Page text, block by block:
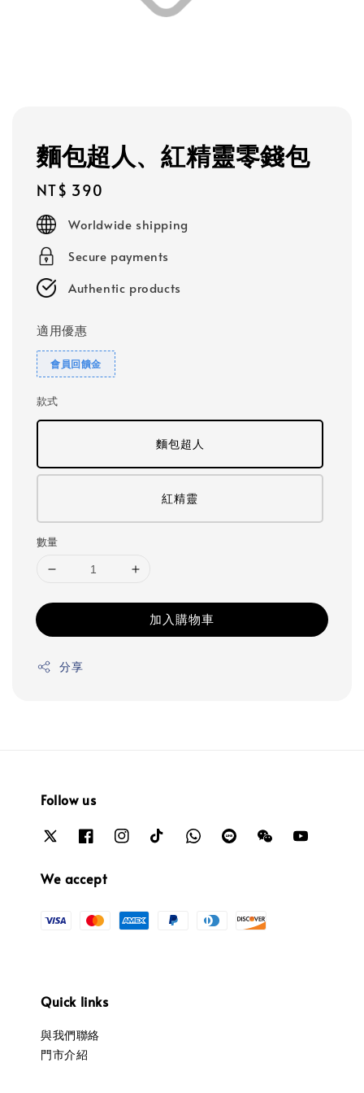
麵包超人、紅精靈零錢包
Regular
price
NT$ 390
Worldwide shipping
Secure payments
Authentic products
適用優惠
會員回饋金
款式
麵包超人
紅精靈
數量
加入購物車
分享
Follow us
We accept
Quick links
與我們聯絡
門市介紹